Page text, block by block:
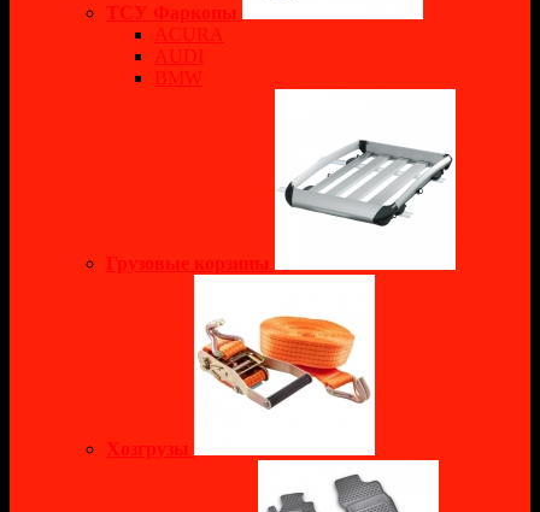
ТСУ Фаркопы
ACURA
AUDI
BMW
Грузовые корзины
Хозгрузы